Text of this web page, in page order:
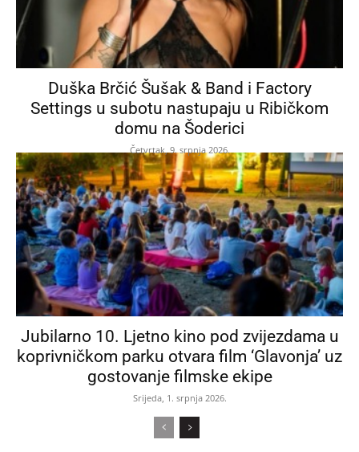
Duška Brčić Šušak & Band i Factory
Settings u subotu nastupaju u Ribičkom
domu na Šoderici
Četvrtak, 9. srpnja 2026.
Jubilarno 10. Ljetno kino pod zvijezdama u
koprivničkom parku otvara film ‘Glavonja’ uz
gostovanje filmske ekipe
Srijeda, 1. srpnja 2026.